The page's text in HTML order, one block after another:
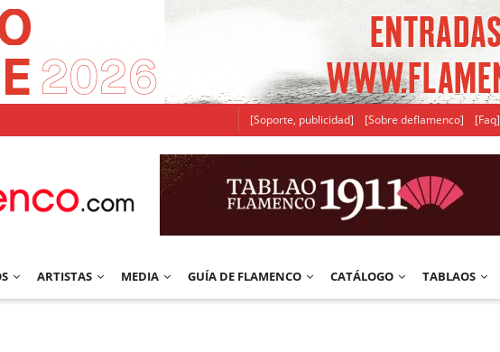
[Soporte, publicidad] [Sobre deflamenco] [Faq]
ARTISTAS MEDIA GUÍA DE FLAMENCO CATÁLOGO TABLAOS